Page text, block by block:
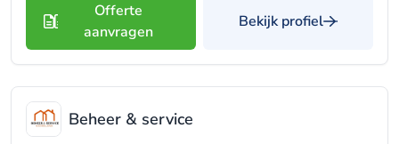
Offerte
aanvragen
Bekijk profiel
Beheer & service